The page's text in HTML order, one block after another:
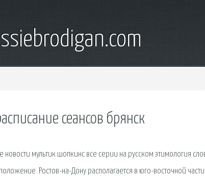
сеансов брянск
мультик шопкинс все серии на русском этимология
Ростов-на-Дону располагается в юго-восточной